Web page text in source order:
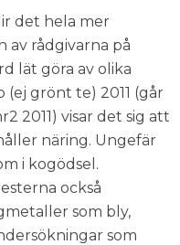
det hela mer
av rådgivarna på
lät göra av olika
grönt te) 2011 (går
2011) visar det sig att
näring. Ungefär
i kogödsel.
också
som bly,
som